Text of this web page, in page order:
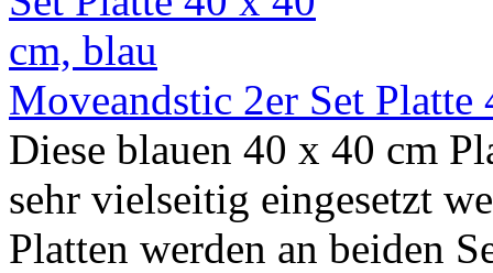
Moveandstic 2er Set
Diese blauen 40 x 40 cm
sehr vielseitig eingesetzt
Platten werden an beiden